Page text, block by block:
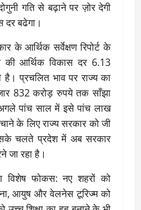
गति से बढ़ाने पर ज़ोर देगी
बढेगा।
के आर्थिक सर्वेक्षण रिपोर्ट के
की आर्थिक विकास दर 6.13
प्रचलित भाव पर राज्य का
832 करोड़ रुपये तक साँझा
पांच साल में इसे पांच लाख
के लिए राज्य सरकार को जी
चलते प्रदेश में अब सरकार
जा रहा है।
विशेष फोकस: नए शहरों को
आयुष और वेलनेस टूरिज्म को